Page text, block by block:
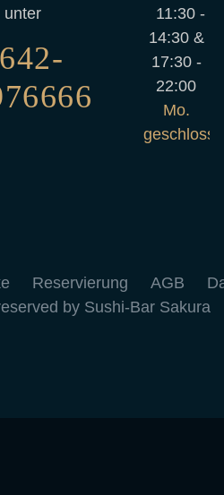
unter
11:30 -
14:30 &
17:30 -
22:00
Mo.
Reservierung AGB
by Sushi-Bar Sakura